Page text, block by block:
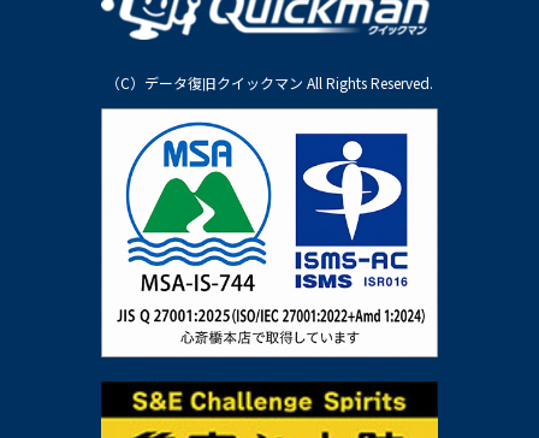
（C）データ復旧クイックマン All Rights Reserved.